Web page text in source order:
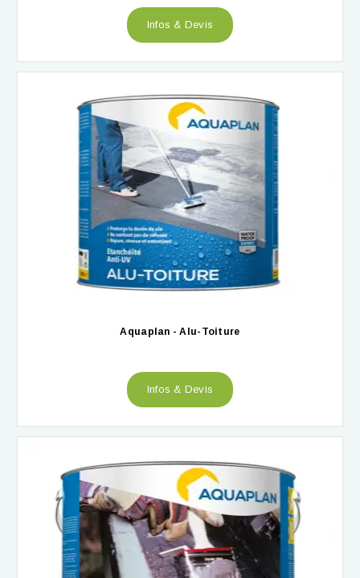
Infos & Devis
Aquaplan - Alu-Toiture
Infos & Devis